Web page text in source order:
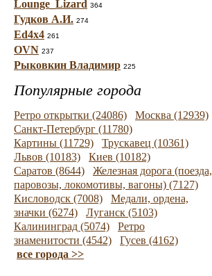
Lounge_Lizard 364
Гудков А.И. 274
Ed4x4 261
OVN 237
Рыковкин Владимир 225
Популярные города
Ретро открытки (24086)
Москва (12939)
Санкт-Петербург (11780)
Картины (11729)
Трускавец (10361)
Львов (10183)
Киев (10182)
Саратов (8644)
Железная дорога (поезда,
паровозы, локомотивы, вагоны) (7127)
Кисловодск (7008)
Медали, ордена,
значки (6274)
Луганск (5103)
Калининград (5074)
Ретро
знаменитости (4542)
Гусев (4162)
все города >>